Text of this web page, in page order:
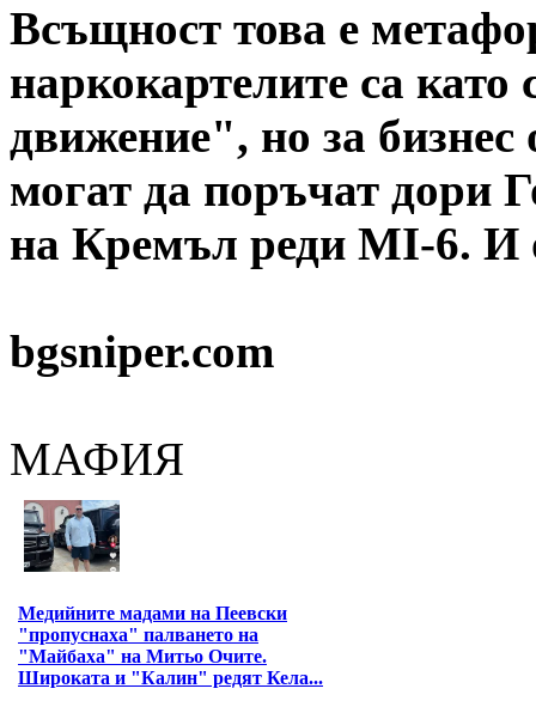
Всъщност това е
наркокартелите са като
движение", но за
могат да поръчат дори
на Кремъл реди MI-6. И
bgsniper.com
МАФИЯ
Медийните мадами на Пеевски
"пропуснаха" палването на
"Майбаха" на Митьо Очите.
Широката и "Калин" редят Кела...